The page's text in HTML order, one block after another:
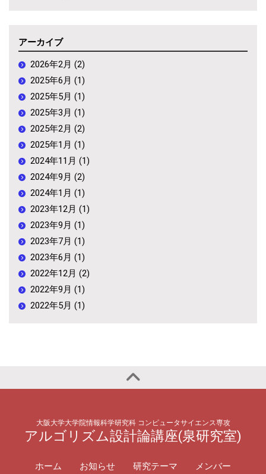
アーカイブ
2026年2月 (2)
2025年6月 (1)
2025年5月 (1)
2025年3月 (1)
2025年2月 (2)
2025年1月 (1)
2024年11月 (1)
2024年9月 (2)
2024年1月 (1)
2023年12月 (1)
2023年9月 (1)
2023年7月 (1)
2023年6月 (1)
2022年12月 (2)
2022年9月 (1)
2022年5月 (1)
大阪大学大学院情報科学研究科 コンピュータサイエンス専攻
アルゴリズム設計論講座(泉研究室)
ホーム お知らせ 研究テーマ メンバー